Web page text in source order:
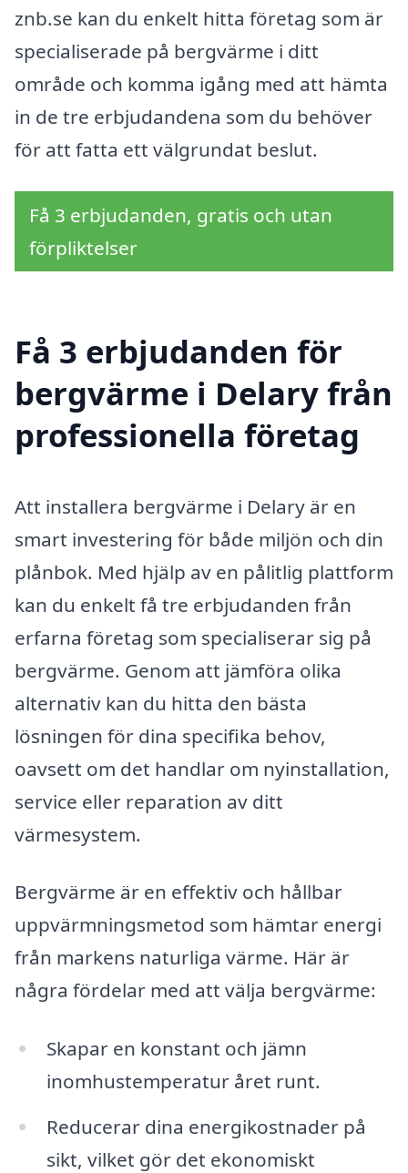
znb.se kan du enkelt hitta företag som är
specialiserade på bergvärme i ditt
område och komma igång med att hämta
in de tre erbjudandena som du behöver
för att fatta ett välgrundat beslut.
Få 3 erbjudanden, gratis och utan
förpliktelser
Få 3 erbjudanden för
bergvärme i Delary från
professionella företag
Att installera bergvärme i Delary är en
smart investering för både miljön och din
plånbok. Med hjälp av en pålitlig plattform
kan du enkelt få tre erbjudanden från
erfarna företag som specialiserar sig på
bergvärme. Genom att jämföra olika
alternativ kan du hitta den bästa
lösningen för dina specifika behov,
oavsett om det handlar om nyinstallation,
service eller reparation av ditt
värmesystem.
Bergvärme är en effektiv och hållbar
uppvärmningsmetod som hämtar energi
från markens naturliga värme. Här är
några fördelar med att välja bergvärme:
Skapar en konstant och jämn
inomhustemperatur året runt.
Reducerar dina energikostnader på
sikt, vilket gör det ekonomiskt